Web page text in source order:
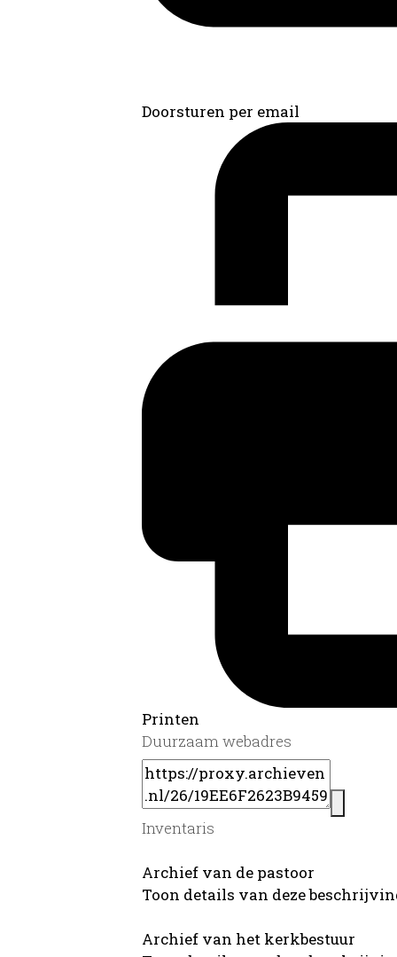
Doorsturen per email
Printen
Duurzaam webadres
Inventaris
Archief van de pastoor
Toon details van deze
Archief van het kerkbestuur